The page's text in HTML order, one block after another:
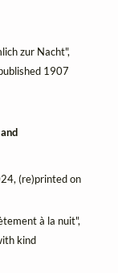
zur Nacht",
1907
(re)printed on
à la nuit",
kind